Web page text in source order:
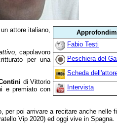
Fabio Testi
Peschiera del
Scheda
Intervista
attore italiano,
, capolavoro
per una
di Vittorio
e premiato con
per poi arrivare a recitare anche nelle
Vip 2020) ed oggi vive in Spagna.